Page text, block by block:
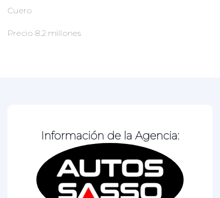
Cuero
Precio 8.2 millones
Información de la Agencia: